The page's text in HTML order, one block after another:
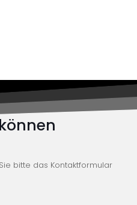
bitte das Kontaktformular